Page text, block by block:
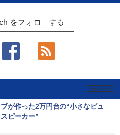
をフォローする
が作った2万円台の“小さなピュ
ピーカー”